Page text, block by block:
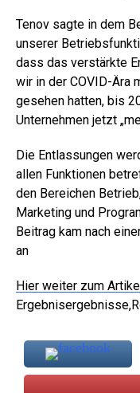
Tenov sagte in dem
unserer
dass das verstärkte
wir in der COVID-Ära
gesehen hatten, bis
Unternehmen jetzt
Die Entlassungen
allen Funktionen
den Bereichen
Marketing und
Beitrag kam nach
an
Hier weiter zum